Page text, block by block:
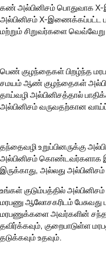
கண் அல்பினிசம் பொதுவாக X-
அல்பினிசம் X-இணைக்கப்பட்ட
மற்றும் சிறுவர்களை வெவ்வேறு
பெண் குழந்தைகள் பிறழ்ந்த
சமயம் ஆண் குழந்தைகள்
தாய்வழி அல்பினிசத்தால்
அல்பினிசம் வருவதற்கான
தந்தைவழி உறுப்பினருக்கு
அல்பினிசம் கொண்டவர்களாக
இருக்காது, அல்லது
உங்கள் குடும்பத்தில் அல்பினிசம்
மரபணு ஆலோசகரிடம் பேசுவது
மரபணுக்களை அவர்களின்
தவிர்க்கவும், குறைபாடுள்ள
தடுக்கவும் உதவும்.